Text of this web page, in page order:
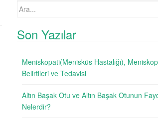
Search
Son Yazılar
Meniskopati(Menisküs Hastalığı),
Belirtileri ve Tedavisi
Altın Başak Otu ve Altın Başak Otunun
Nelerdir?